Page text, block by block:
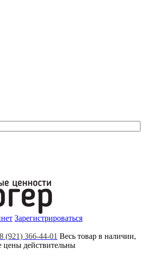
Зарегистрироваться
8 (921) 366-44-01 Весь товар в наличии,
цены действительны